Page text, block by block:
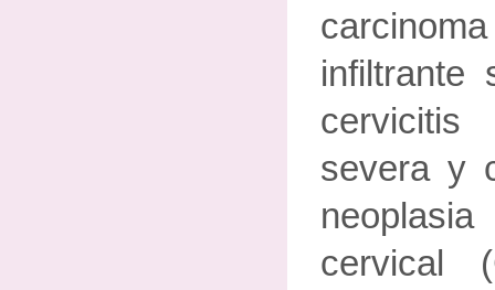
infiltrante
cervicitis
severa y
cervical